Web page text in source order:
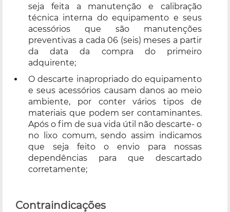
seja feita a manutenção e calibração
técnica interna do equipamento e seus
acessórios que são manutenções
preventivas a cada 06 (seis) meses a partir
da data da compra do primeiro
adquirente;
O descarte inapropriado do equipamento
e seus acessórios causam danos ao meio
ambiente, por conter vários tipos de
materiais que podem ser contaminantes.
Após o fim de sua vida útil não descarte- o
no lixo comum, sendo assim indicamos
que seja feito o envio para nossas
dependências para que descartado
corretamente;
Contraindicações